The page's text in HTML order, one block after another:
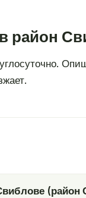
район
(район